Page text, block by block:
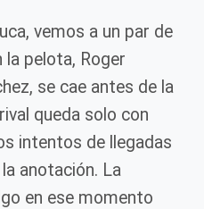
vemos a un par de
la pelota, Roger
se cae antes de la
queda solo con
intentos de llegadas
anotación. La
en ese momento